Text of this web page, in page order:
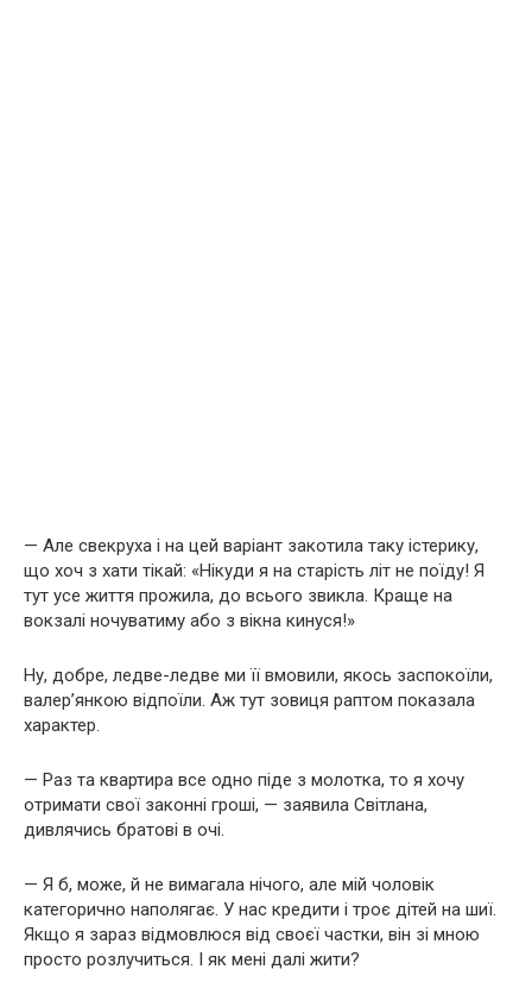
— Але свекруха і на цей варіант закотила таку істерику,
що хоч з хати тікай: «Нікуди я на старість літ не поїду! Я
тут усе життя прожила, до всього звикла. Краще на
вокзалі ночуватиму або з вікна кинуся!»
Ну, добре, ледве-ледве ми її вмовили, якось заспокоїли,
валер’янкою відпоїли. Аж тут зовиця раптом показала
характер.
— Раз та квартира все одно піде з молотка, то я хочу
отримати свої законні гроші, — заявила Світлана,
дивлячись братові в очі.
— Я б, може, й не вимагала нічого, але мій чоловік
категорично наполягає. У нас кредити і троє дітей на шиї.
Якщо я зараз відмовлюся від своєї частки, він зі мною
просто розлучиться. І як мені далі жити?